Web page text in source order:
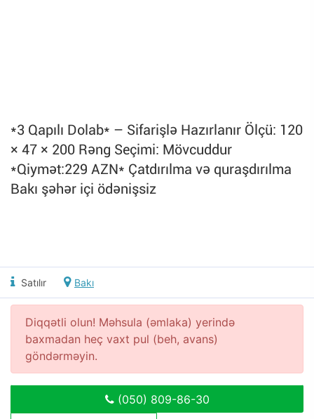
*3 Qapılı Dolab* – Sifarişlə Hazırlanır Ölçü: 120
× 47 × 200 Rəng Seçimi: Mövcuddur
*Qiymət:229 AZN* Çatdırılma və quraşdırılma
Bakı şəhər içi ödənişsiz
Satılır Bakı
Diqqətli olun! Məhsula (əmlaka) yerində
baxmadan heç vaxt pul (beh, avans)
göndərməyin.
(050) 809-86-30